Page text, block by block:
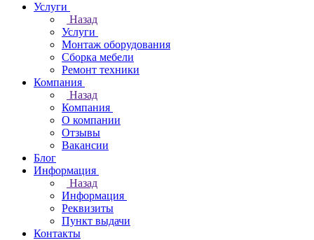
Услуги
Назад
Услуги
Монтаж оборудования
Сборка мебели
Ремонт техники
Компания
Назад
Компания
О компании
Отзывы
Вакансии
Блог
Информация
Назад
Информация
Реквизиты
Пункт выдачи
Контакты